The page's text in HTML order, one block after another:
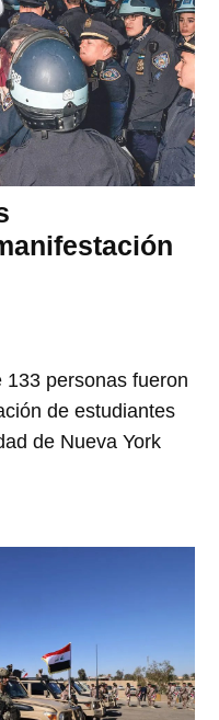
personas fueron
de estudiantes
de Nueva York